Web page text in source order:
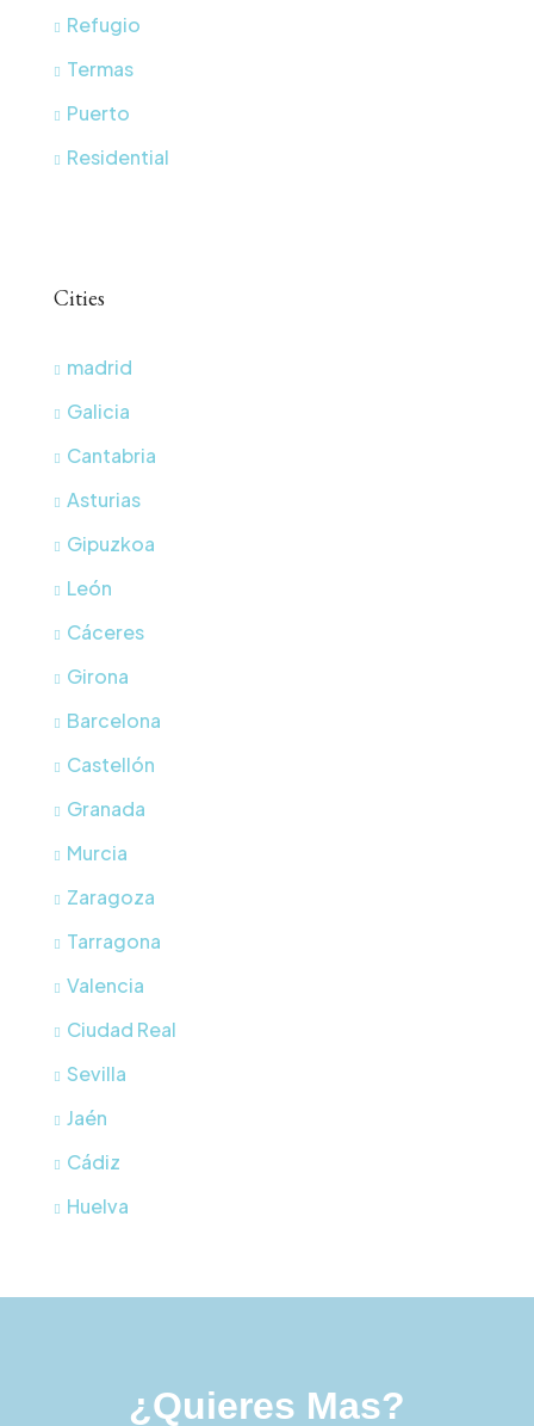
Refugio
Termas
Puerto
Residential
Cities
madrid
Galicia
Cantabria
Asturias
Gipuzkoa
León
Cáceres
Girona
Barcelona
Castellón
Granada
Murcia
Zaragoza
Tarragona
Valencia
Ciudad Real
Sevilla
Jaén
Cádiz
Huelva
¿Quieres Mas?